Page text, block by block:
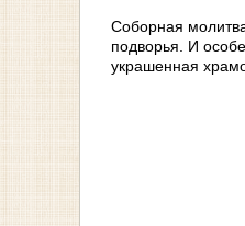
Соборная
подворья. И
украшенная